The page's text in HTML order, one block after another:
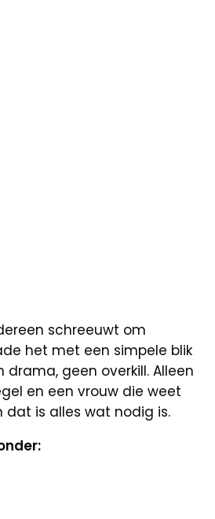
schreeuwt om
het met een simpele blik
drama, geen overkill. Alleen
en een vrouw die weet
dat is alles wat nodig is.